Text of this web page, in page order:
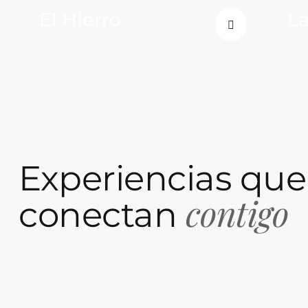
Experiencias que
conectan contigo